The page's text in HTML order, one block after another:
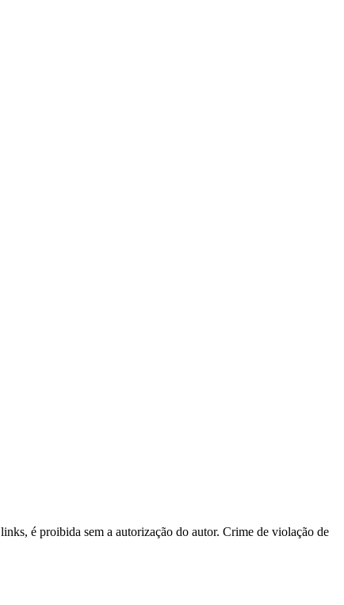
é proibida sem a autorização do autor. Crime de violação de